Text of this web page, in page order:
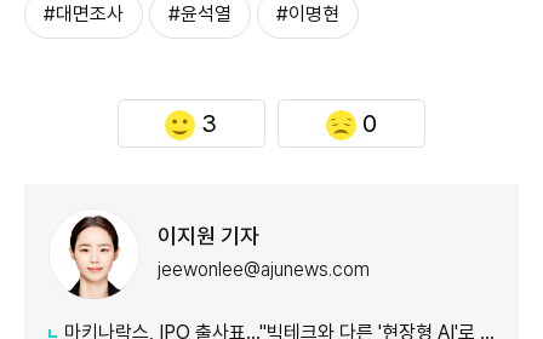
#대면조사 #윤석열 #이명현
3 0
이지원 기자
jeewonlee@ajunews.com
마키나락스, IPO 출사표…"빅테크와 다른 '현장형 AI'로 승부"